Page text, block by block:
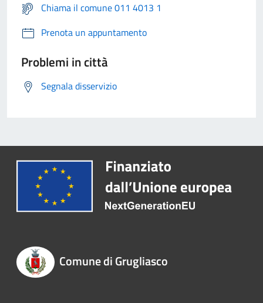
Chiama il comune 011 4013 1
Prenota un appuntamento
Problemi in città
Segnala disservizio
Comune di Grugliasco